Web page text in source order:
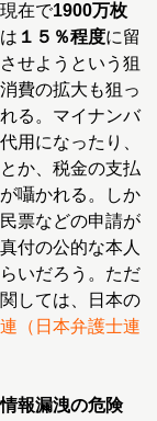
在で1900万枚
１５％程度に留
せようという狙
費の拡大も狙っ
る。マイナンバ
用になったり、
か、税金の支払
囁かれる。しか
票などの申請が
付の公的な本人
いだろう。ただ
しては、日本の
（日本弁護士連
報漏洩の危険